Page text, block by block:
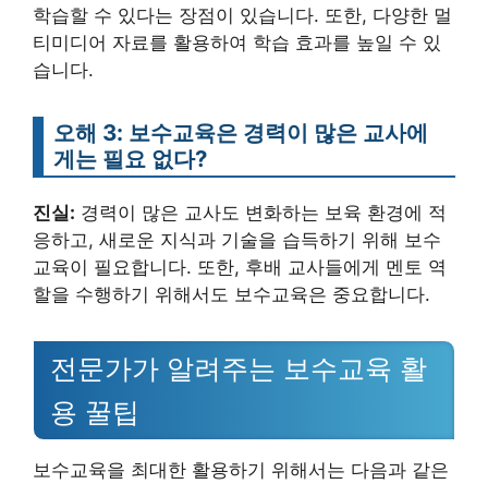
학습할 수 있다는 장점이 있습니다. 또한, 다양한 멀
티미디어 자료를 활용하여 학습 효과를 높일 수 있
습니다.
오해 3: 보수교육은 경력이 많은 교사에
게는 필요 없다?
진실: 경력이 많은 교사도 변화하는 보육 환경에 적
응하고, 새로운 지식과 기술을 습득하기 위해 보수
교육이 필요합니다. 또한, 후배 교사들에게 멘토 역
할을 수행하기 위해서도 보수교육은 중요합니다.
전문가가 알려주는 보수교육 활
용 꿀팁
보수교육을 최대한 활용하기 위해서는 다음과 같은